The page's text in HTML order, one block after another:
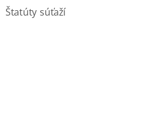
Štatúty súťaží